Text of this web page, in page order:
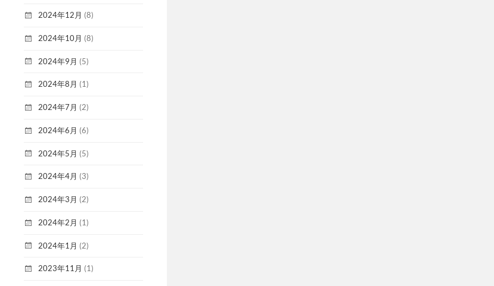
2024年12月 (8)
2024年10月 (8)
2024年9月 (5)
2024年8月 (1)
2024年7月 (2)
2024年6月 (6)
2024年5月 (5)
2024年4月 (3)
2024年3月 (2)
2024年2月 (1)
2024年1月 (2)
2023年11月 (1)